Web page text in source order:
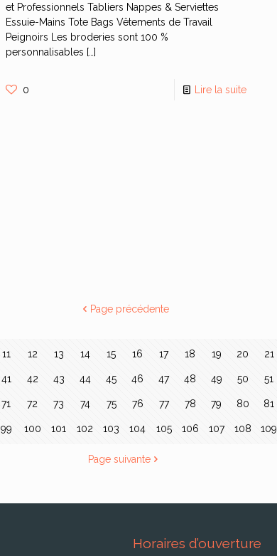
et Professionnels Tabliers Nappes & Serviettes
Essuie-Mains Tote Bags Vêtements de Travail
Peignoirs Les broderies sont 100 %
personnalisables […]
0 Lire la suite
Page précédente
11 12 13 14 15 16 17 18 19 20 21
41 42 43 44 45 46 47 48 49 50 51
71 72 73 74 75 76 77 78 79 80 81
99 100 101 102 103 104 105 106 107 108 109
Page suivante
Horaires d’ouverture